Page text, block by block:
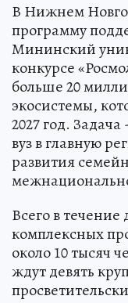
В Нижнем
программу
Мининский
конкурсе
больше 20
экосистемы,
2027 год.
вуз в главную
развития
Всего в течение
комплексных
около 10 тысяч
ждут девять